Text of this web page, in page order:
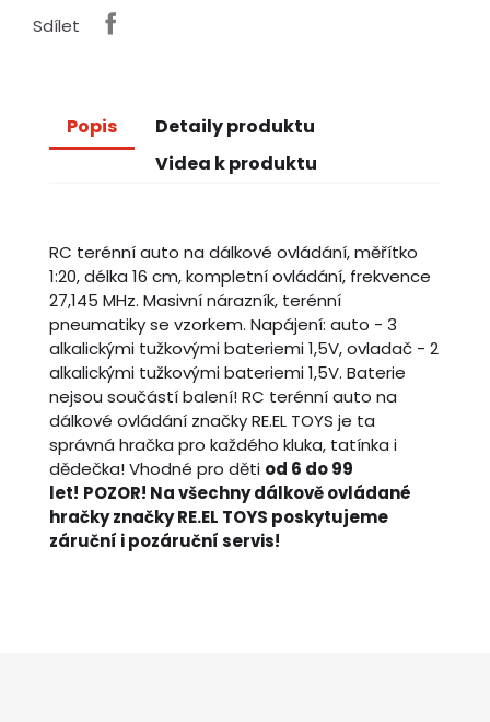
Sdílet
Popis
Detaily produktu
Videa k produktu
RC terénní auto na dálkové ovládání, měřítko
1:20, délka 16 cm, kompletní ovládání, frekvence
27,145 MHz. Masivní nárazník, terénní
pneumatiky se vzorkem. Napájení: auto - 3
alkalickými tužkovými bateriemi 1,5V, ovladač - 2
alkalickými tužkovými bateriemi 1,5V. Baterie
nejsou součástí balení! RC terénní auto na
dálkové ovládání značky RE.EL TOYS je ta
správná hračka pro každého kluka, tatínka i
dědečka! Vhodné pro děti od 6 do 99
let! POZOR! Na všechny dálkově ovládané
hračky značky RE.EL TOYS poskytujeme
záruční i pozáruční servis!